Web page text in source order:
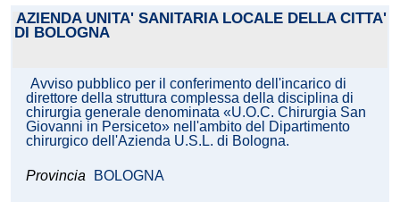
AZIENDA UNITA' SANITARIA LOCALE DELLA CITTA'
DI BOLOGNA
Avviso pubblico per il conferimento dell'incarico di
direttore della struttura complessa della disciplina di
chirurgia generale denominata «U.O.C. Chirurgia San
Giovanni in Persiceto» nell'ambito del Dipartimento
chirurgico dell'Azienda U.S.L. di Bologna.
Provincia BOLOGNA